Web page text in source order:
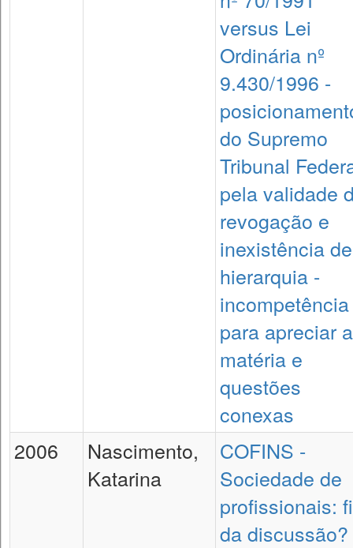
versus Lei
Ordinária nº
9.430/1996 -
do Supremo
Tribunal
pela validade
revogação e
inexistência de
hierarquia -
incompetência
para apreciar a
matéria e
questões
conexas
2006
Nascimento,
Katarina
COFINS -
Sociedade de
profissionais:
da discussão?